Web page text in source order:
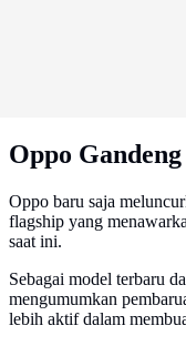
Oppo
Oppo baru saja
flagship yang
saat ini.
Sebagai model terbaru
mengumumkan
lebih aktif dalam